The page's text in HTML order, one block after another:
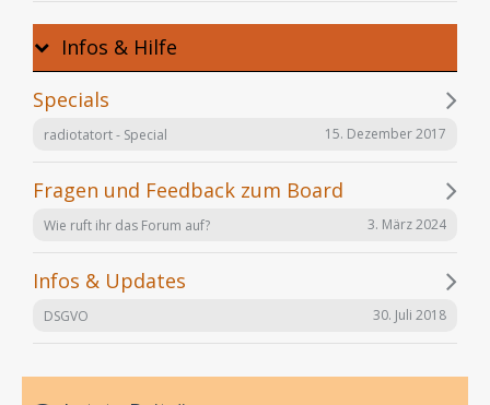
Infos & Hilfe
Specials
radiotatort - Special 15. Dezember 2017
Fragen und Feedback zum Board
Wie ruft ihr das Forum auf? 3. März 2024
Infos & Updates
DSGVO 30. Juli 2018